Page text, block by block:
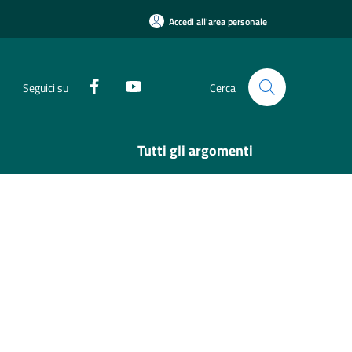
Accedi all'area personale
Seguici su Cerca
Tutti gli argomenti